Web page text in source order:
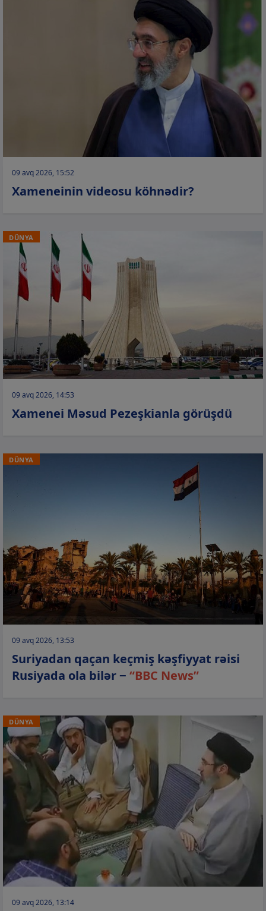
09 avq 2026, 15:52
Xameneinin videosu köhnədir?
DÜNYA
09 avq 2026, 14:53
Xamenei Məsud Pezeşkianla görüşdü
DÜNYA
09 avq 2026, 13:53
Suriyadan qaçan keçmiş kəşfiyyat rəisi
Rusiyada ola bilər − “BBC News”
DÜNYA
09 avq 2026, 13:14